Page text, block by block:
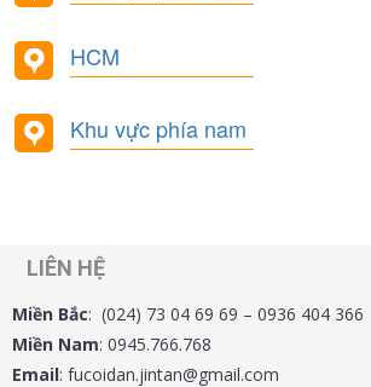
HCM
Khu vực phía nam
LIÊN HỆ
Miền Bắc: (024) 73 04 69 69 – 0936 404 366
Miền Nam: 0945.766.768
Email: fucoidan.jintan@gmail.com